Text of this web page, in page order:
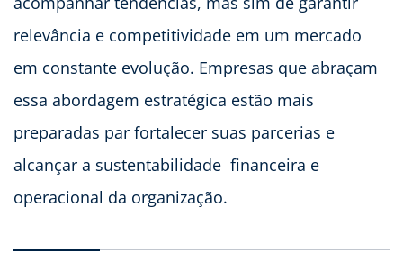
relevância e competitividade em um mercado
em constante evolução. Empresas que abraçam
essa abordagem estratégica estão mais
preparadas par fortalecer suas parcerias e
alcançar a sustentabilidade financeira e
operacional da organização.